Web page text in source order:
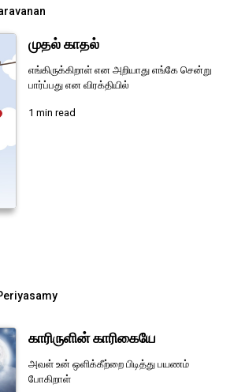
முதல் காதல்
எங்கிருக்கிறாள் என அறியாது எங்கே சென்று
பார்ப்பது என விரக்தியில்
1 min read
காரிருளின் காரிகையே
அவள் உன் ஒளிக்கீற்றை பிடித்து பயணம்
போகிறாள்